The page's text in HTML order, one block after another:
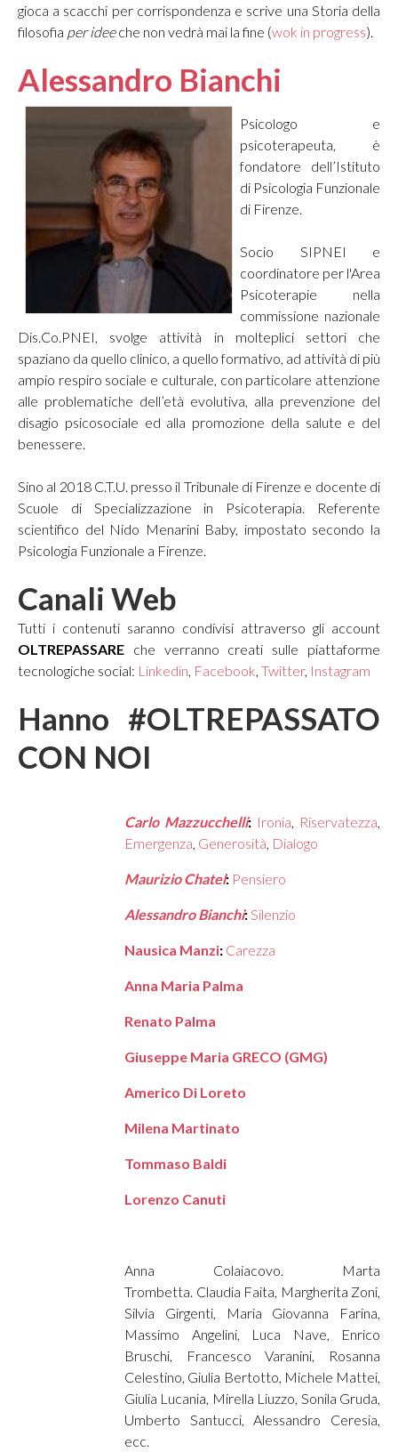
gioca a scacchi per corrispondenza e scrive una Storia della
filosofia per ideeche non vedrà mai la fine (wok in progress).
Alessandro Bianchi
Psicologo e
psicoterapeuta, è
fondatore dell’Istituto
di Psicologia Funzionale
di Firenze.
Socio SIPNEI e
coordinatore per l'Area
Psicoterapie nella
commissione nazionale
Dis.Co.PNEI, svolge attività in molteplici settori che
spaziano da quello clinico, a quello formativo, ad attività di più
ampio respiro sociale e culturale, con particolare attenzione
alle problematiche dell’età evolutiva, alla prevenzione del
disagio psicosociale ed alla promozione della salute e del
benessere.
Sino al 2018 C.T.U. presso il Tribunale di Firenze e docente di
Scuole di Specializzazione in Psicoterapia. Referente
scientifico del Nido Menarini Baby, impostato secondo la
Psicologia Funzionale a Firenze.
Canali Web
Tutti i contenuti saranno condivisi attraverso gli account
OLTREPASSARE che verranno creati sulle piattaforme
tecnologiche social: Linkedin, Facebook, Twitter, Instagram
Hanno #OLTREPASSATO
CON NOI
Carlo Mazzucchelli: Ironia, Riservatezza,
Emergenza, Generosità, Dialogo
Maurizio Chatel: Pensiero
Alessandro Bianchi:Silenzio
Nausica Manzi: Carezza
Anna Maria Palma
Renato Palma
Giuseppe Maria GRECO (GMG)
Americo Di Loreto
Milena Martinato
Tommaso Baldi
Lorenzo Canuti
Anna Colaiacovo. Marta
Trombetta. Claudia Faita, Margherita Zoni,
Silvia Girgenti, Maria Giovanna Farina,
Massimo Angelini, Luca Nave, Enrico
Bruschi, Francesco Varanini, Rosanna
Celestino, Giulia Bertotto, Michele Mattei,
Giulia Lucania, Mirella Liuzzo, Sonila Gruda,
Umberto Santucci, Alessandro Ceresia,
ecc.